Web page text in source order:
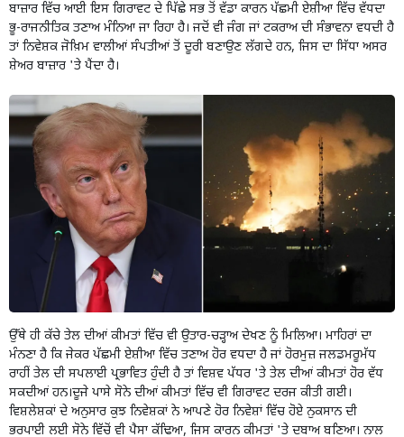
ਬਾਜ਼ਾਰ ਵਿੱਚ ਆਈ ਇਸ ਗਿਰਾਵਟ ਦੇ ਪਿੱਛੇ ਸਭ ਤੋਂ ਵੱਡਾ ਕਾਰਨ ਪੱਛਮੀ ਏਸ਼ੀਆ ਵਿੱਚ ਵੱਧਦਾ
ਭੂ-ਰਾਜਨੀਤਿਕ ਤਣਾਅ ਮੰਨਿਆ ਜਾ ਰਿਹਾ ਹੈ। ਜਦੋਂ ਵੀ ਜੰਗ ਜਾਂ ਟਕਰਾਅ ਦੀ ਸੰਭਾਵਨਾ ਵਧਦੀ ਹੈ
ਤਾਂ ਨਿਵੇਸ਼ਕ ਜੋਖ਼ਿਮ ਵਾਲੀਆਂ ਸੰਪਤੀਆਂ ਤੋਂ ਦੂਰੀ ਬਣਾਉਣ ਲੱਗਦੇ ਹਨ, ਜਿਸ ਦਾ ਸਿੱਧਾ ਅਸਰ
ਸ਼ੇਅਰ ਬਾਜ਼ਾਰ 'ਤੇ ਪੈਂਦਾ ਹੈ।
ਉੱਥੇ ਹੀ ਕੱਚੇ ਤੇਲ ਦੀਆਂ ਕੀਮਤਾਂ ਵਿੱਚ ਵੀ ਉਤਾਰ-ਚੜ੍ਹਾਅ ਦੇਖਣ ਨੂੰ ਮਿਲਿਆ। ਮਾਹਿਰਾਂ ਦਾ
ਮੰਨਣਾ ਹੈ ਕਿ ਜੇਕਰ ਪੱਛਮੀ ਏਸ਼ੀਆ ਵਿੱਚ ਤਣਾਅ ਹੋਰ ਵਧਦਾ ਹੈ ਜਾਂ ਹੋਰਮੁਜ਼ ਜਲਡਮਰੂਮੱਧ
ਰਾਹੀਂ ਤੇਲ ਦੀ ਸਪਲਾਈ ਪ੍ਰਭਾਵਿਤ ਹੁੰਦੀ ਹੈ ਤਾਂ ਵਿਸ਼ਵ ਪੱਧਰ 'ਤੇ ਤੇਲ ਦੀਆਂ ਕੀਮਤਾਂ ਹੋਰ ਵੱਧ
ਸਕਦੀਆਂ ਹਨ।ਦੂਜੇ ਪਾਸੇ ਸੋਨੇ ਦੀਆਂ ਕੀਮਤਾਂ ਵਿੱਚ ਵੀ ਗਿਰਾਵਟ ਦਰਜ ਕੀਤੀ ਗਈ।
ਵਿਸ਼ਲੇਸ਼ਕਾਂ ਦੇ ਅਨੁਸਾਰ ਕੁਝ ਨਿਵੇਸ਼ਕਾਂ ਨੇ ਆਪਣੇ ਹੋਰ ਨਿਵੇਸ਼ਾਂ ਵਿੱਚ ਹੋਏ ਨੁਕਸਾਨ ਦੀ
ਭਰਪਾਈ ਲਈ ਸੋਨੇ ਵਿੱਚੋਂ ਵੀ ਪੈਸਾ ਕੱਢਿਆ, ਜਿਸ ਕਾਰਨ ਕੀਮਤਾਂ 'ਤੇ ਦਬਾਅ ਬਣਿਆ। ਨਾਲ